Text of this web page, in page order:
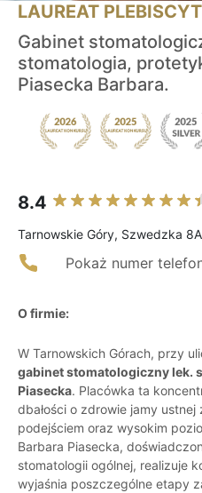
LAUREAT
Gabinet
stomatologia,
Piasecka Barbara.
8.4
Tarnowskie Góry, Szwedzka
Pokaż numer
O firmie:
W Tarnowskich Górach, przy
gabinet stomatologiczny lek.
Piasecka. Placówka ta
dbałości o zdrowie jamy ustnej
podejściem oraz wysokim
Barbara Piasecka,
stomatologii ogólnej, realizuje
wyjaśnia poszczególne etapy